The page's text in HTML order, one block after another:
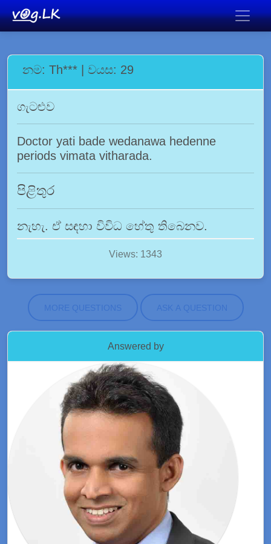
නම: Th*** | වයස: 29
ගැටළුව
Doctor yati bade wedanawa hedenne
periods vimata vitharada.
පිළිතුර
නැහැ. ඒ සඳහා විවිධ හේතු තිබෙනව.
Views: 1343
MORE QUESTIONS ASK A QUESTION
Answered by